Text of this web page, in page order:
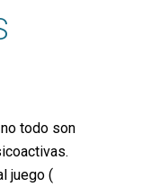
todo son
juego (